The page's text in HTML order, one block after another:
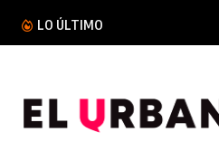
LO ÚLTIMO